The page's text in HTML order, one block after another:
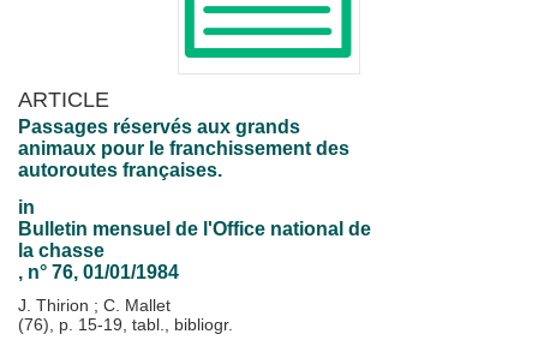
ARTICLE
Passages réservés aux grands
animaux pour le franchissement des
autoroutes françaises.
in
Bulletin mensuel de l'Office national de
la chasse
, n° 76, 01/01/1984
J. Thirion ; C. Mallet
(76), p. 15-19, tabl., bibliogr.